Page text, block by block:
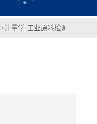
>计量学·工业原料检测